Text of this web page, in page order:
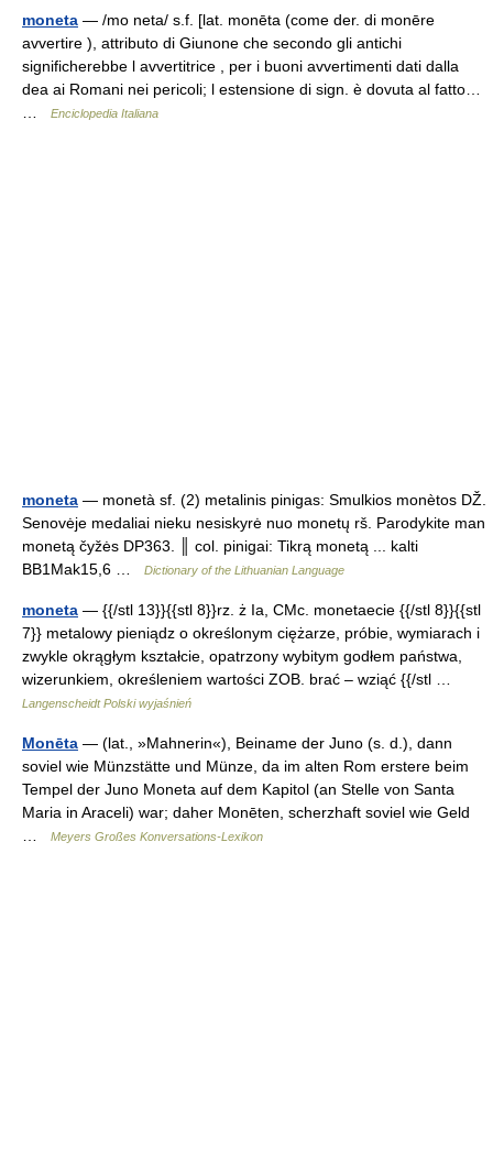
moneta — /mo neta/ s.f. [lat. monēta (come der. di monēre
avvertire ), attributo di Giunone che secondo gli antichi
significherebbe l avvertitrice , per i buoni avvertimenti dati dalla
dea ai Romani nei pericoli; l estensione di sign. è dovuta al fatto…
Enciclopedia Italiana
moneta — monetà sf. (2) metalinis pinigas: Smulkios monètos DŽ.
Senovėje medaliai nieku nesiskyrė nuo monetų rš. Parodykite man
monetą čyžės DP363. ║ col. pinigai: Tikrą monetą ... kalti
BB1Mak15,6 …
Dictionary of the Lithuanian Language
moneta — {{/stl 13}}{{stl 8}}rz. ż Ia, CMc. monetaecie {{/stl 8}}{{stl
7}} metalowy pieniądz o określonym ciężarze, próbie, wymiarach i
zwykle okrągłym kształcie, opatrzony wybitym godłem państwa,
wizerunkiem, określeniem wartości ZOB. brać – wziąć {{/stl …
Langenscheidt Polski wyjaśnień
Monēta — (lat., »Mahnerin«), Beiname der Juno (s. d.), dann
soviel wie Münzstätte und Münze, da im alten Rom erstere beim
Tempel der Juno Moneta auf dem Kapitol (an Stelle von Santa
Maria in Araceli) war; daher Monēten, scherzhaft soviel wie Geld
Meyers Großes Konversations-Lexikon